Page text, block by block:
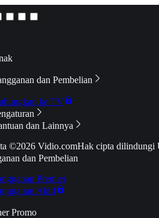
dan Pembelian
ke TV
dan Lainnya
©2026 Vidio.comHak cipta dilindungi
dan Pembelian
Premier
Aktif
Promo